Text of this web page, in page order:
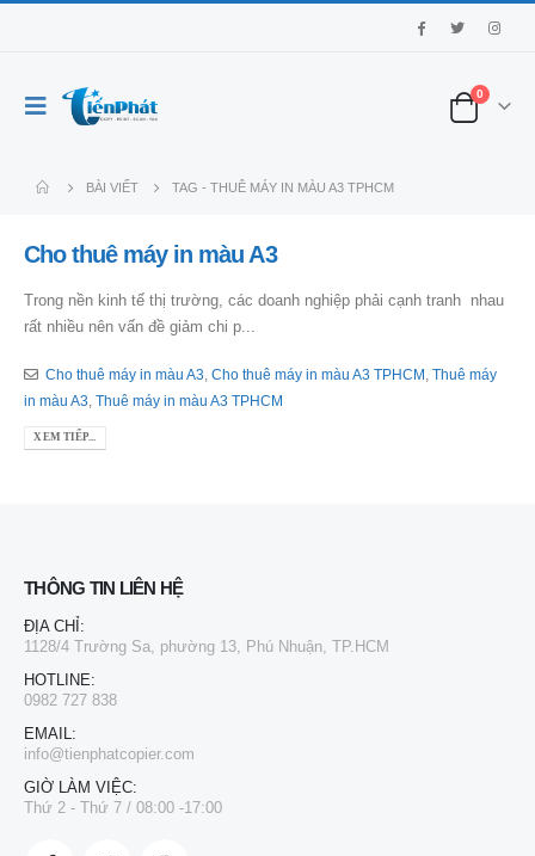
0
BÀI VIẾT TAG - THUÊ MÁY IN MÀU A3 TPHCM
Cho thuê máy in màu A3
Trong nền kinh tế thị trường, các doanh nghiệp phải cạnh tranh nhau
rất nhiều nên vấn đề giảm chi p...
Cho thuê máy in màu A3 Cho thuê máy in màu A3 TPHCM
Thuê máy
in màu A3 Thuê máy in màu A3 TPHCM
XEM TIẾP...
THÔNG TIN LIÊN HỆ
ĐỊA CHỈ:
1128/4 Trường Sa, phường 13, Phú Nhuận, TP.HCM
HOTLINE:
0982 727 838
EMAIL:
info@tienphatcopier.com
GIỜ LÀM VIỆC:
Thứ 2 - Thứ 7 / 08:00 -17:00